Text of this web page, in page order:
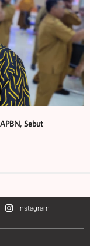
Sebut
Instagram